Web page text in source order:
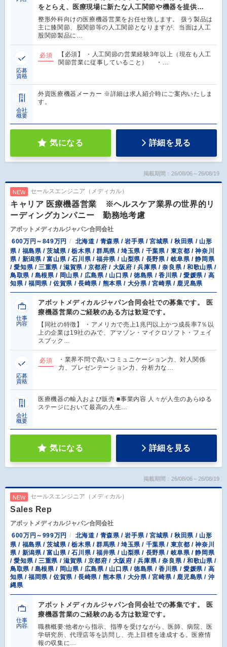
をとらえ、医療現場に新たな人工関節や機器を提供…
整形外科向けの医療機器営業をお任せ致します。 扱う製品は
主に膝関節、股関節等の人工関節となりますが、当面は人工
股関節製品に…
応募
資格
必須
【必須】 ・人工関節の営業経験3年以上（現在も人工
関節営業に従事していること） ・…
会社
概要
外資医療機器メーカー ※詳細は求人紹介時にご案内いたしま
す。
気になる 詳細を見る
掲載期間：26/08/06～26/08/19
NEW セールスエンジニア（メディカル）
キャリア 医療機器営業 ※ヘルスケア業界の世界的リ
ーディングカンパニー 勤務地考慮
アボットメディカルジャパン合同会社
600万円～849万円
北海道 / 青森県 / 岩手県 / 宮城県 / 秋田県 / 山形
県 / 福島県 / 茨城県 / 栃木県 / 群馬県 / 埼玉県 / 千葉県 / 東京都 / 神奈川
県 / 新潟県 / 富山県 / 石川県 / 福井県 / 山梨県 / 長野県 / 岐阜県 / 静岡県
/ 愛知県 / 三重県 / 滋賀県 / 京都府 / 大阪府 / 兵庫県 / 奈良県 / 和歌山県 /
鳥取県 / 島根県 / 岡山県 / 広島県 / 山口県 / 徳島県 / 香川県 / 愛媛県 / 高
知県 / 福岡県 / 佐賀県 / 長崎県 / 熊本県 / 大分県 / 宮崎県 / 鹿児島県
仕事
内容
アボットメディカルジャパン合同会社での募集です。 医
療機器営業のご経験のある方は歓迎です。
【同社の特徴】 ・アメリカで売上1兆円以上かつ成長率7％以
上の企業は19社のみで、アマゾン・マイクロソフト・フェイ
スブック…
応募
資格
必須
・業界不問で高いコミュニケーション力、対人関係
力、プレゼンテーション力、分析力な…
会社
概要
医療機器の輸入および販売 ■事業内容 人々が人生のあらゆる
ステージにおいて最高の人生…
気になる 詳細を見る
掲載期間：26/08/06～26/08/19
NEW セールスエンジニア（メディカル）
Sales Rep
アボットメディカルジャパン合同会社
600万円～999万円
北海道 / 青森県 / 岩手県 / 宮城県 / 秋田県 / 山形
県 / 福島県 / 茨城県 / 栃木県 / 群馬県 / 埼玉県 / 千葉県 / 東京都 / 神奈川
県 / 新潟県 / 富山県 / 石川県 / 福井県 / 山梨県 / 長野県 / 岐阜県 / 静岡県
/ 愛知県 / 三重県 / 滋賀県 / 京都府 / 大阪府 / 兵庫県 / 奈良県 / 和歌山県 /
鳥取県 / 島根県 / 岡山県 / 広島県 / 山口県 / 徳島県 / 香川県 / 愛媛県 / 高
知県 / 福岡県 / 佐賀県 / 長崎県 / 熊本県 / 大分県 / 宮崎県 / 鹿児島県 / 沖
縄県
仕事
内容
アボットメディカルジャパン合同会社での募集です。 医
療機器営業のご経験のある方は歓迎です。
職務概要:他者から指示、指導を受けながら、医師、病院、医
学研究所、代理店等を訪問し、売上目標を達成する。医療情
報の収集に…